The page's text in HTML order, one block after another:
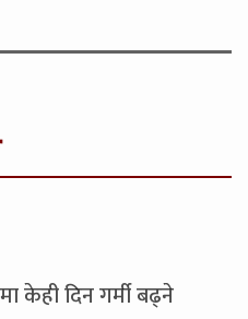
केही दिन गर्मी बढ्ने